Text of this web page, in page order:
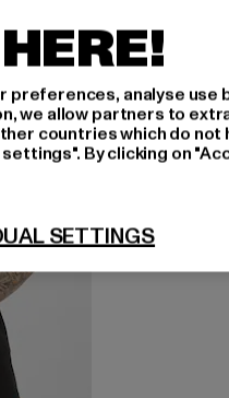
analyse use
we allow partners to
countries which do not
By clicking on
SETTINGS